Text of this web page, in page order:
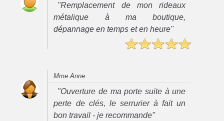
"Remplacement de mon rideaux
métalique à ma boutique,
dépannage en temps et en heure"
Mme Anne
"Ouverture de ma porte suite à une
perte de clés, le serrurier à fait un
bon travail - je recommande"